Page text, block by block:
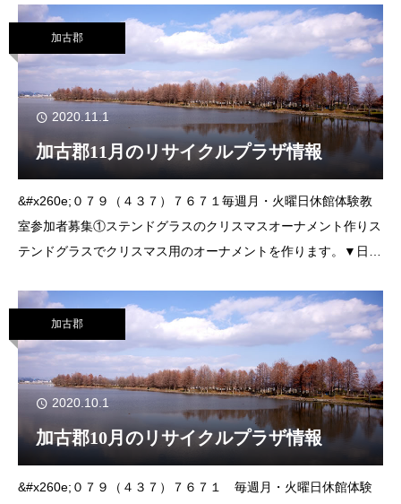
愛顧に感謝して、加古ちゃん
加古郡
2020.11.1
加古郡11月のリサイクルプラザ情報
&#x260e;０７９（４３７）７６７１毎週月・火曜日休館体験教
室参加者募集①ステンドグラスのクリスマスオーナメント作りス
テンドグラスでクリスマス用のオーナメントを作ります。▼日
分～正午、午後１時30
加古郡
2020.10.1
加古郡10月のリサイクルプラザ情報
&#x260e;０７９（４３７）７６７１ 毎週月・火曜日休館体験